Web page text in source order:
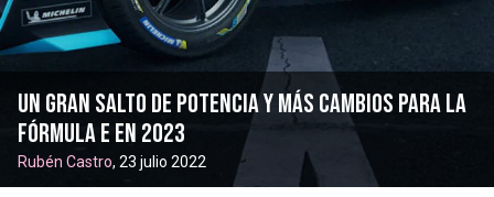
Un gran salto de potencia y más cambios para la
Fórmula E en 2023
Rubén Castro, 23 julio 2022